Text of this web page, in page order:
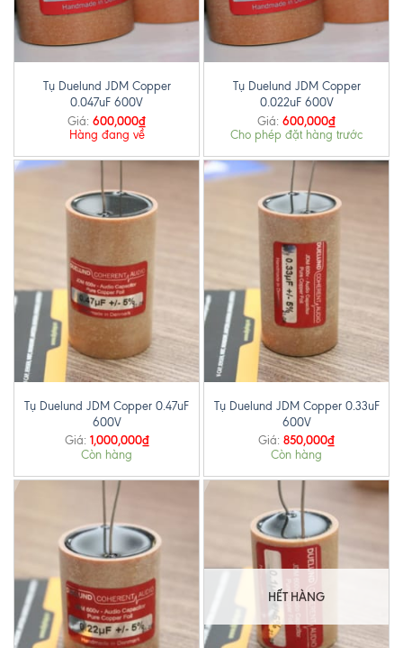
Tụ Duelund JDM Copper
0.047uF 600V
Giá: 600,000₫
Hàng đang về
Tụ Duelund JDM Copper
0.022uF 600V
Giá: 600,000₫
Cho phép đặt hàng trước
Tụ Duelund JDM Copper 0.47uF
600V
Giá: 1,000,000₫
Còn hàng
Tụ Duelund JDM Copper 0.33uF
600V
Giá: 850,000₫
Còn hàng
HẾT HÀNG